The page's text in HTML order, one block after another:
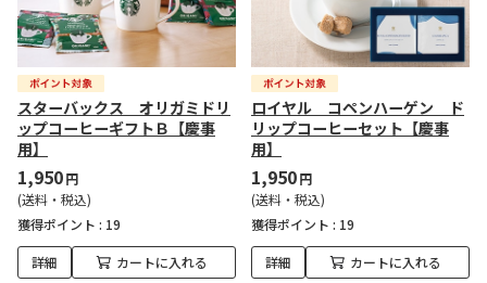
スターバックス オリガミドリ
ップコーヒーギフトＢ【慶事
用】
1,950円
(送料・税込)
獲得ポイント : 19
詳細 カートに入れる
ロイヤル コペンハーゲン ド
リップコーヒーセット【慶事
用】
1,950円
(送料・税込)
獲得ポイント : 19
詳細 カートに入れる